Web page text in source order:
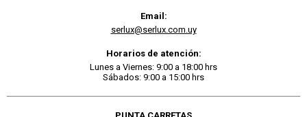
Email:
serlux@serlux.com.uy
Horarios de atención:
Lunes a Viernes: 9:00 a 18:00 hrs
Sábados: 9:00 a 15:00 hrs